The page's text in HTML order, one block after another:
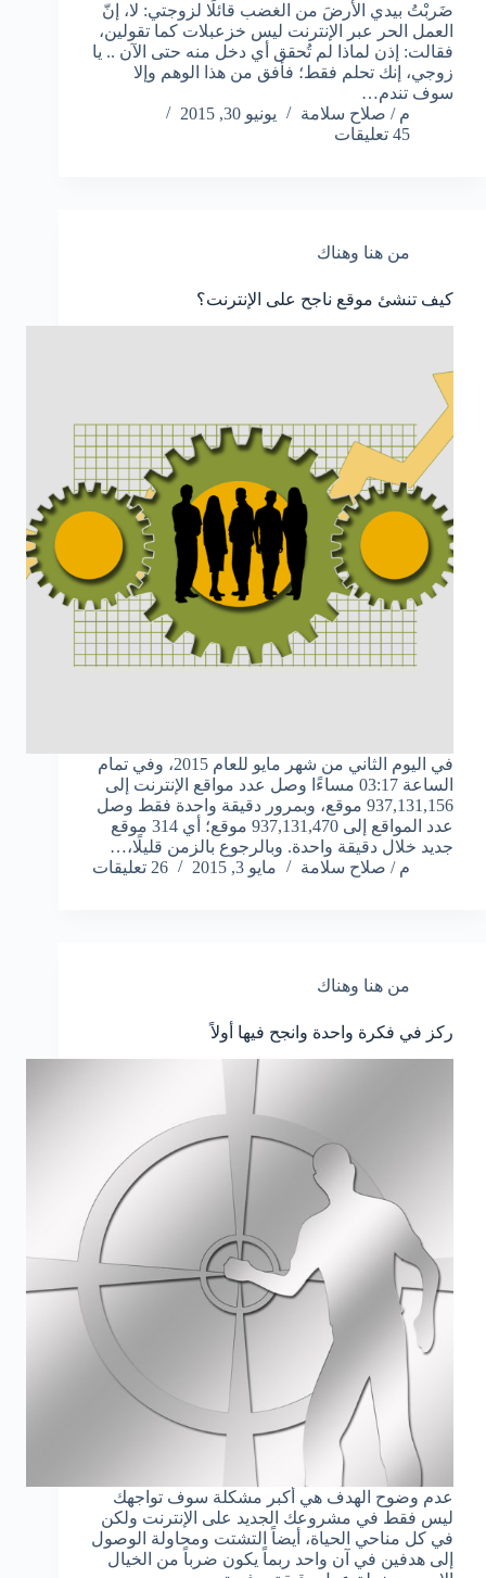
ضَربْتُ بيدي الأرضَ من الغضب قائلًا لزوجتي: لا، إنّ
العمل الحر عبر الإنترنت ليس خزعبلات كما تقولين،
فقالت: إذن لماذا لم تُحقق أي دخل منه حتى الآن .. يا
زوجي، إنك تحلم فقط؛ فأفق من هذا الوهم وإلا
سوف تندم…
م / صلاح سلامة
يونيو 30, 2015
45 تعليقات
من هنا وهناك
كيف تنشئ موقع ناجح على الإنترنت؟
في اليوم الثاني من شهر مايو للعام 2015، وفي تمام
الساعة 03:17 مساءًا وصل عدد مواقع الإنترنت إلى
937,131,156 موقع، وبمرور دقيقة واحدة فقط وصل
عدد المواقع إلى 937,131,470 موقع؛ أي 314 موقع
جديد خلال دقيقة واحدة. وبالرجوع بالزمن قليلًا،…
م / صلاح سلامة
مايو 3, 2015 26 تعليقات
من هنا وهناك
ركز في فكرة واحدة وانجح فيها أولاً
عدم وضوح الهدف هي أكبر مشكلة سوف تواجهك
ليس فقط في مشروعك الجديد على الإنترنت ولكن
في كل مناحي الحياة، أيضاً التشتت ومحاولة الوصول
إلى هدفين في آن واحد ربماً يكون ضرباً من الخيال